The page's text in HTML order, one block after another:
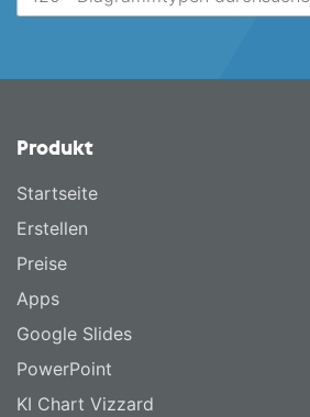
Produkt
Startseite
Erstellen
Preise
Apps
Google Slides
PowerPoint
KI Chart Vizzard